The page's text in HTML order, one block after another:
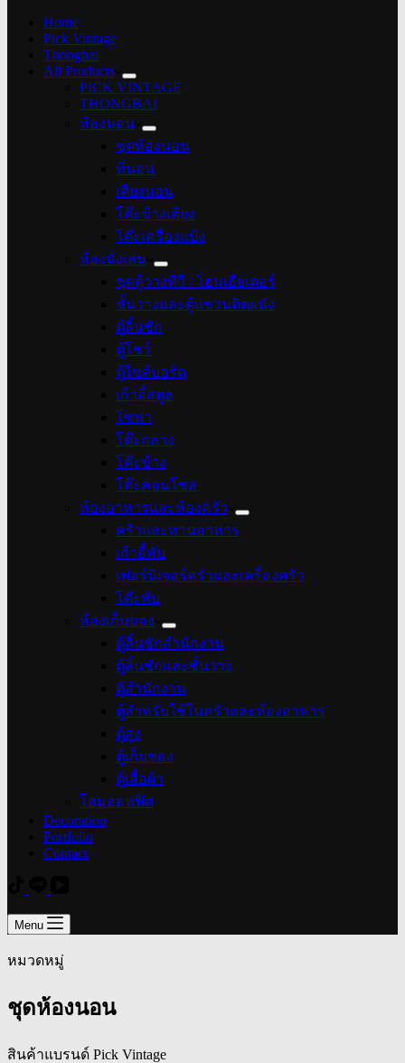
Home
Pick Vintage
Thongbai
All Products
PICK VINTAGE
THONGBAI
ห้องนอน
ชุดห้องนอน
ที่นอน
เตียงนอน
โต๊ะข้างเตียง
โต๊ะเครื่องแป้ง
ห้องนั่งเล่น
ชุดตู้วางทีวี / โฮมเธียเตอร์
ชั้นวางและตู้แขวนติดผนัง
ตู้ลิ้นชัก
ตู้โชว์
ตู้ไซด์บอร์ด
เก้าอี้สตูล
โซฟา
โต๊ะกลาง
โต๊ะข้าง
โต๊ะคอนโซล
ห้องอาหารและห้องครัว
ครัวและทานอาหาร
เก้าอี้พับ
เฟอร์นิเจอร์ครัวและเครื่องครัว
โต๊ะพับ
ห้องเก็บของ
ตู้ลิ้นชักสำนักงาน
ตู้ลิ้นชักและชั้นวาง
ตู้สำนักงาน
ตู้สำหรับใช้ในครัวและห้องอาหาร
ตู้สูง
ตู้เก็บของ
ตู้เสื้อผ้า
โฮมออฟฟิศ
Decoration
Portfolio
Contact
Menu
หมวดหมู่
ชุดห้องนอน
สินค้าแบรนด์ Pick Vintage